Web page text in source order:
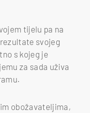
tijelu pa na
svojeg
s kojeg je
za sada uživa
obožavateljima,